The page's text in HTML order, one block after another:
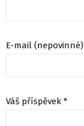
E-mail (nepovinné)
Váš příspěvek *